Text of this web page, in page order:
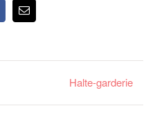
Email
Halte-garderie